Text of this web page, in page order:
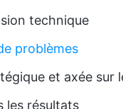
technique
problèmes
et axée sur
les résultats